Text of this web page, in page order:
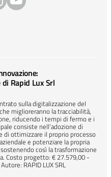
Rapid Lux Srl
sulla digitalizzazione del
miglioreranno la tracciabilità,
riducendo i tempi di fermo e i
consiste nell’adozione di
di ottimizzare il proprio processo
e potenziare la propria
così la trasformazione
Costo progetto: € 27.579,00 -
RAPID LUX SRL